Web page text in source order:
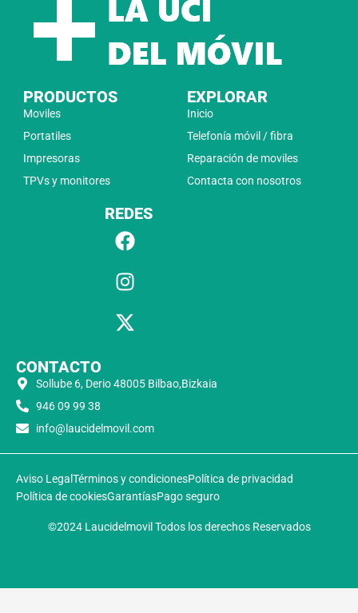
PRODUCTOS
Moviles
Portatiles
Impresoras
TPVs y monitores
EXPLORAR
Inicio
Telefonía móvil / fibra
Reparación de moviles
Contacta con nosotros
REDES
CONTACTO
Sollube 6, Derio 48005 Bilbao,Bizkaia
946 09 99 38
info@laucidelmovil.com
Aviso Legal Términos y condicionesPolítica de privacidad
Política de cookiesGarantíasPago seguro
©2024 Laucidelmovil Todos los derechos Reservados